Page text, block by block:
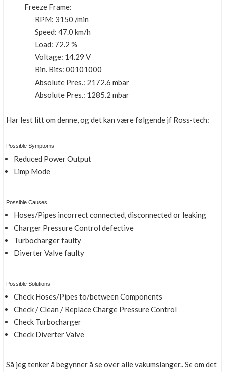
Freeze Frame:
RPM: 3150 /min
Speed: 47.0 km/h
Load: 72.2 %
Voltage: 14.29 V
Bin. Bits: 00101000
Absolute Pres.: 2172.6 mbar
Absolute Pres.: 1285.2 mbar
Har lest litt om denne, og det kan være følgende jf Ross-tech:
Possible Symptoms
Reduced Power Output
Limp Mode
Possible Causes
Hoses/Pipes incorrect connected, disconnected or leaking
Charger Pressure Control defective
Turbocharger faulty
Diverter Valve faulty
Possible Solutions
Check Hoses/Pipes to/between Components
Check / Clean / Replace Charge Pressure Control
Check Turbocharger
Check Diverter Valve
Så jeg tenker å begynner å se over alle vakumslanger.. Se om det